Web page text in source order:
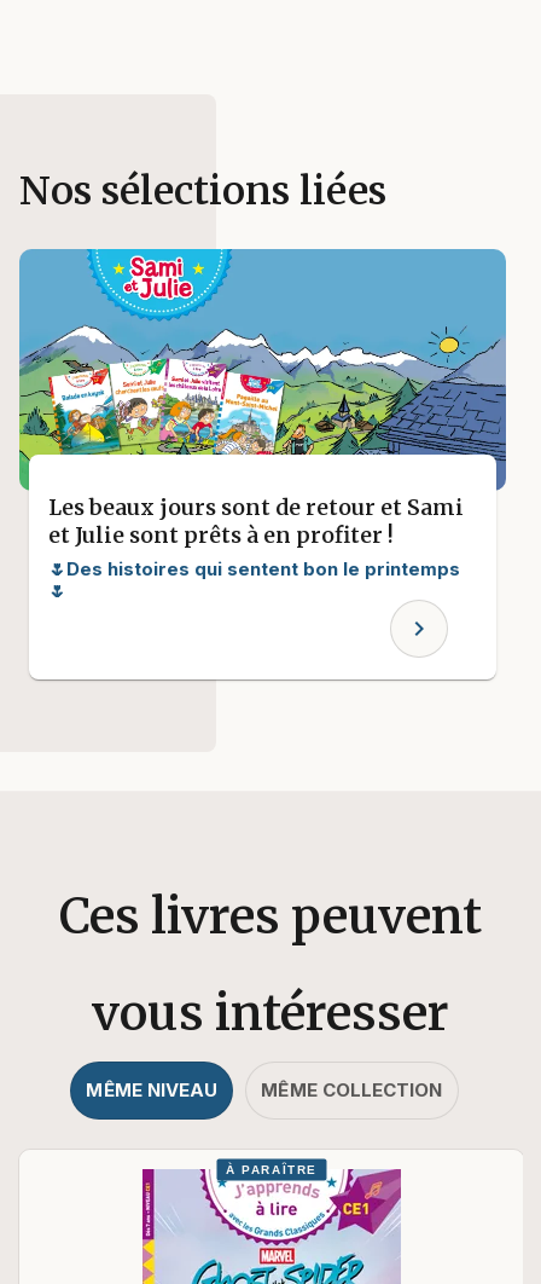
Nos sélections liées
Les beaux jours sont de retour et Sami
et Julie sont prêts à en profiter !
🌷Des histoires qui sentent bon le printemps
🌷
chevron_right
Ces livres peuvent
vous intéresser
MÊME NIVEAU MÊME COLLECTION
À PARAÎTRE